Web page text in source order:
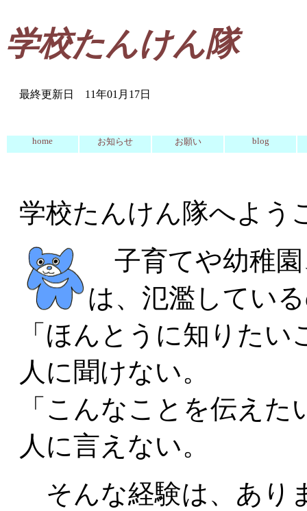
学校たんけん隊
最終更新日 11年01月17日
home お知らせ お願い blog
学校たんけん隊へよう
子育てや幼稚
は、氾濫してい
「ほんとうに知りた
人に聞けない。
「こんなことを伝え
人に言えない。
そんな経験は、あり